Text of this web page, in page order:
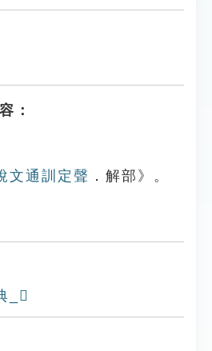
：
文通訓定聲 ．解部》。